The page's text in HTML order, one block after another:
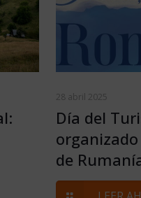
28 abril 2025
Día del
de